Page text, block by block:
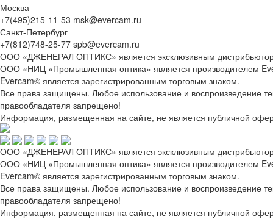
Москва
+7(495)215-11-53 msk@evercam.ru
Санкт-Петербург
+7(812)748-25-77 spb@evercam.ru
ООО «ДЖЕНЕРАЛ ОПТИКС» является эксклюзивным
ООО «НИЦ «Промышленная оптика» является производителем
Evercam© является зарегистрированным торговым знаком.
Все права защищены. Любое использование и воспроизведение
правообладателя запрещено!
Информация, размещенная на сайте, не является публичной
ООО «ДЖЕНЕРАЛ ОПТИКС» является эксклюзивным
ООО «НИЦ «Промышленная оптика» является производителем
Evercam© является зарегистрированным торговым знаком.
Все права защищены. Любое использование и воспроизведение
правообладателя запрещено!
Информация, размещенная на сайте, не является публичной